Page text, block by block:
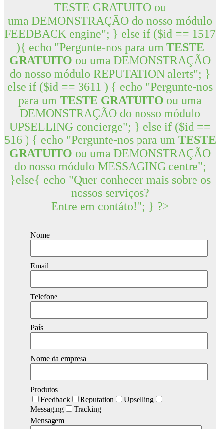
TESTE GRATUITO ou
uma DEMONSTRAÇÃO do nosso módulo
FEEDBACK engine"; } else if ($id == 1517
){ echo "Pergunte-nos para um TESTE
GRATUITO ou uma DEMONSTRAÇÃO
do nosso módulo REPUTATION alerts"; }
else if ($id == 3611 ) { echo "Pergunte-nos
para um TESTE GRATUITO ou uma
DEMONSTRAÇÃO do nosso módulo
UPSELLING concierge"; } else if ($id ==
516 ) { echo "Pergunte-nos para um TESTE
GRATUITO ou uma DEMONSTRAÇÃO
do nosso módulo MESSAGING centre";
}else{ echo "Quer conhecer mais sobre os
nossos serviços?
Entre em contáto!"; } ?>
Nome
Email
Telefone
País
Nome da empresa
Produtos
Feedback
Reputation
Upselling
Messaging
Tracking
Mensagem